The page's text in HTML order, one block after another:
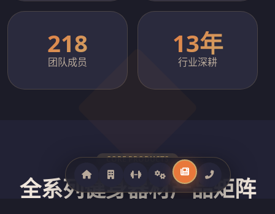
218
团队成员
13年
行业深耕
CORE PRODUCTS
全系列健身器材产品矩阵